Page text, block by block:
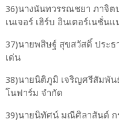
36)นางนันทวรรณชยา ภาจิต
เนเจอร์ เฮิร์บ อินเตอร์เนชั่น
37)นายพสิษฐ์ สุขสวัสดิ์ ประ
เด่น
38)นายนิติภูมิ เจริญศรีสัมพั
โนฟาร์ม จํากัด
39)นายนิทัศน์ มณีศิลาสันต์ ก